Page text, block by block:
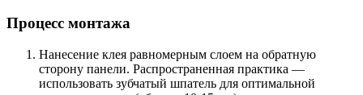
Процесс монтажа
Нанесение клея равномерным слоем на обратную
сторону панели. Распространенная практика —
использовать зубчатый шпатель для оптимальной